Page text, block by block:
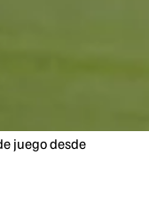
juego desde